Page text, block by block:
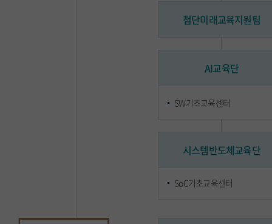
첨단미래교육지원팀
AI교육단
SW기초교육센터
시스템반도체교육단
SoC기초교육센터